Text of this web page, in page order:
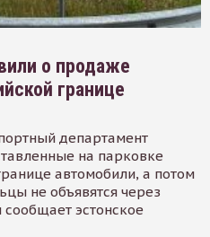
о продаже
границе
департамент
на парковке
автомобили, а потом
не объявятся через
эстонское